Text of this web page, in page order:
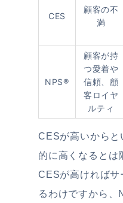
CES
顧客の不
満
NPS®︎
顧客が持
つ愛着や
信頼、顧
客ロイヤ
ルティ
CESが高いから
的に高くなるとは
CESが高ければサ
るわけですから